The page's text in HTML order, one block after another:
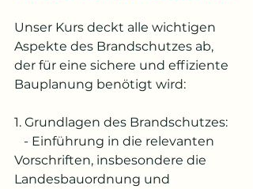
Unser Kurs deckt alle wichtigen
Aspekte des Brandschutzes ab,
der für eine sichere und effiziente
Bauplanung benötigt wird:
1. Grundlagen des Brandschutzes:
- Einführung in die relevanten
Vorschriften, insbesondere die
Landesbauordnung und